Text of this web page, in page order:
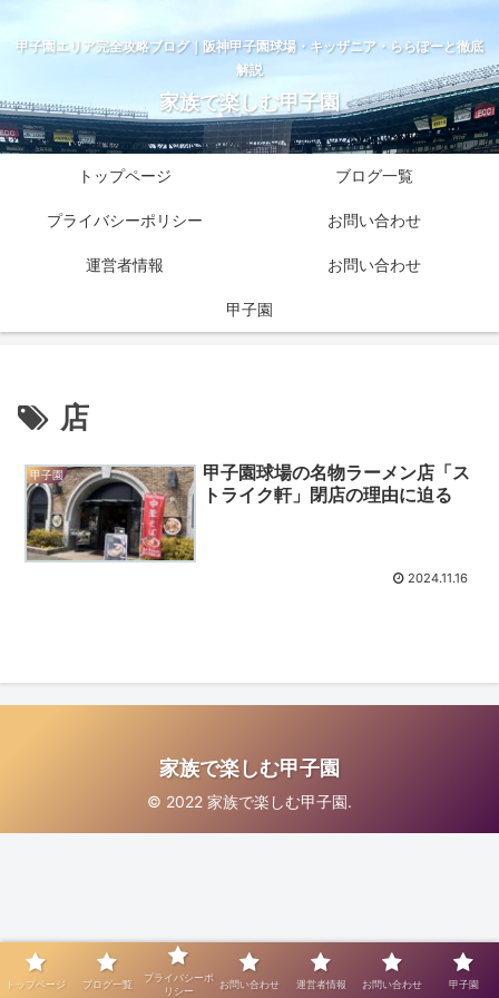
甲子園エリア完全攻略ブログ｜阪神甲子園球場・キッザニア・ららぽーと徹底
解説
家族で楽しむ甲子園
トップページ ブログ一覧
プライバシーポリシー お問い合わせ
運営者情報 お問い合わせ
甲子園
店
甲子園
甲子園球場の名物ラーメン店「ス
トライク軒」閉店の理由に迫る
2024.11.16
家族で楽しむ甲子園
© 2022 家族で楽しむ甲子園.
トップページ ブログ一覧
プライバシーポ
リシー
お問い合わせ 運営者情報 お問い合わせ 甲子園